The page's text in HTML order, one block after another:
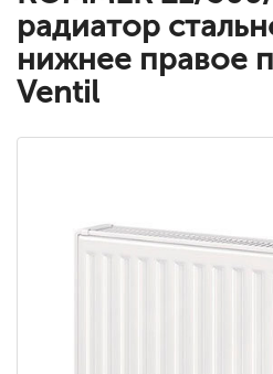
радиатор
нижнее правое
Ventil